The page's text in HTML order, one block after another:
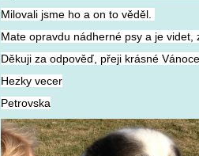
Milovali jsme ho a on to věděl.
Mate opravdu nádherné psy a je
Děkuji za odpověď, přeji krásné
Hezky vecer
Petrovska